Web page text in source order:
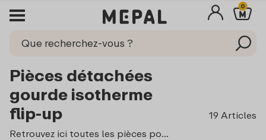
0
Pièces détachées
gourde isotherme
flip-up
19 Articles
Retrouvez ici toutes les pièces pour votre gourde isotherme flip-up, pour que vos boissons restent à la température idéale.